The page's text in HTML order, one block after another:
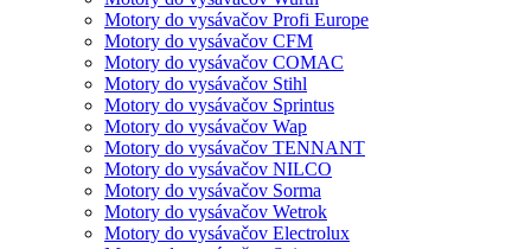
Motory do vysávačov Profi Europe
Motory do vysávačov CFM
Motory do vysávačov COMAC
Motory do vysávačov Stihl
Motory do vysávačov Sprintus
Motory do vysávačov Wap
Motory do vysávačov TENNANT
Motory do vysávačov NILCO
Motory do vysávačov Sorma
Motory do vysávačov Wetrok
Motory do vysávačov Electrolux